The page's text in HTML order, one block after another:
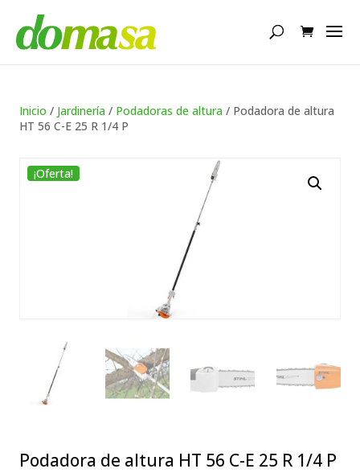
productos
Inicio / Jardinería / Podadoras de altura / Podadora de altura
HT 56 C-E 25 R 1/4 P
¡Oferta!
Podadora de altura HT 56 C-E 25 R 1/4 P